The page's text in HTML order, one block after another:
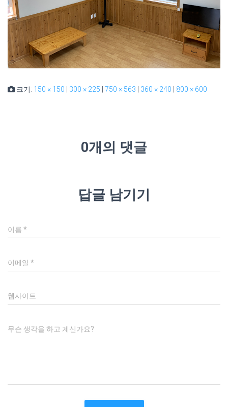
크기: 150 × 150 | 300 × 225 | 750 × 563 | 360 × 240 | 800 × 600
0개의 댓글
답글 남기기
이름 *
이메일 *
웹사이트
무슨 생각을 하고 계신가요?